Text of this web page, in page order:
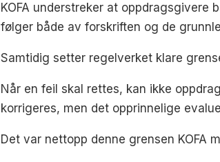
KOFA understreker at
følger både av forskriften og de
Samtidig setter regelverket klare
Når en feil skal rettes, kan ikke
korrigeres, men det opprinnelige
Det var nettopp denne grensen KOFA